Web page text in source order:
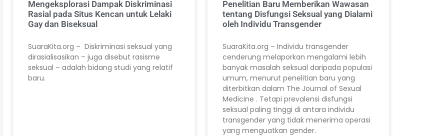
Mengeksplorasi Dampak Diskriminasi
Rasial pada Situs Kencan untuk Lelaki
Gay dan Biseksual
SuaraKita.org – Diskriminasi seksual yang
dirasialisasikan – juga disebut rasisme
seksual – adalah bidang studi yang relatif
baru.
Penelitian Baru Memberikan Wawasan
tentang Disfungsi Seksual yang Dialami
oleh Individu Transgender
SuaraKita.org – Individu transgender
cenderung melaporkan mengalami lebih
banyak masalah seksual daripada populasi
umum, menurut penelitian baru yang
diterbitkan dalam The Journal of Sexual
Medicine . Tetapi prevalensi disfungsi
seksual paling tinggi di antara individu
transgender yang tidak menerima operasi
yang menguatkan gender.